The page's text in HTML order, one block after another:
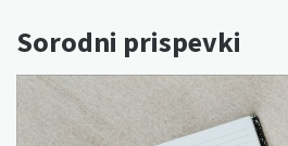
Sorodni prispevki